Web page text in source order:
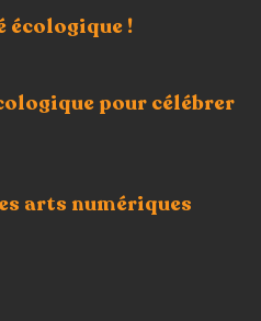
écologique !
pour célébrer
arts numériques